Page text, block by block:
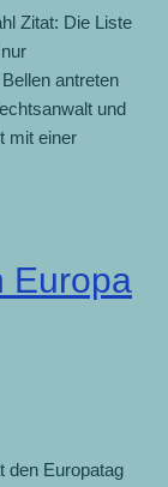
Zitat: Die Liste
antreten
und
mit einer
Europa
den Europatag